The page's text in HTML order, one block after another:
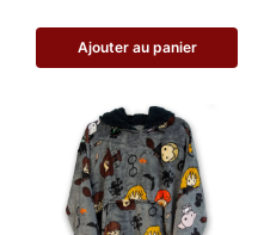
Ajouter au panier